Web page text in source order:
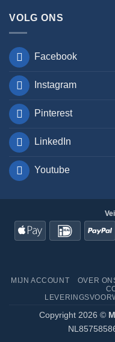
VOLG ONS
Facebook
Instagram
Pinterest
LinkedIn
Youtube
Apple
Pay
IDeal
MIJN ACCOUNT OVER
Copyright 2026 ©